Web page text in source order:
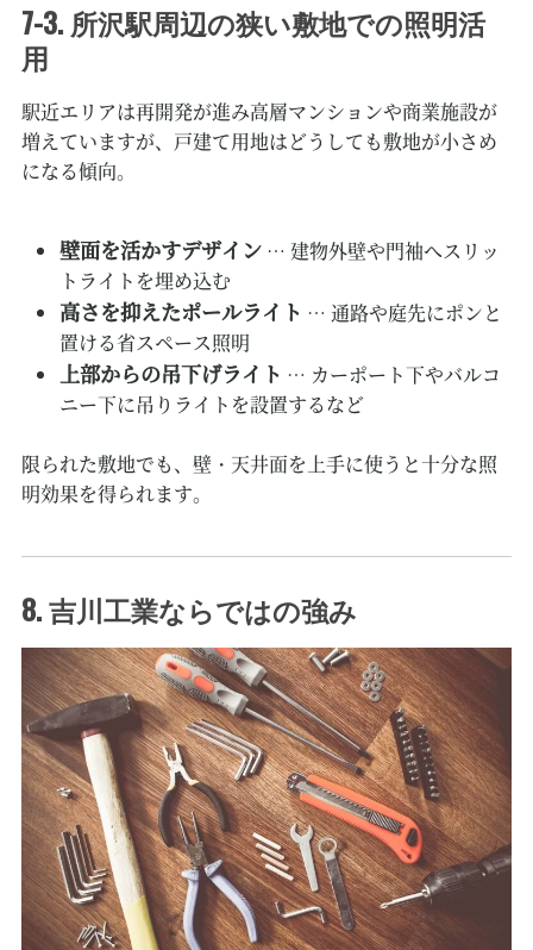
7-3. 所沢駅周辺の狭い敷地での照明活
用
駅近エリアは再開発が進み高層マンションや商業施設が
増えていますが、戸建て用地はどうしても敷地が小さめ
になる傾向。
壁面を活かすデザイン… 建物外壁や門袖へスリッ
トライトを埋め込む
高さを抑えたポールライト … 通路や庭先にポンと
置ける省スペース照明
上部からの吊下げライト … カーポート下やバルコ
ニー下に吊りライトを設置するなど
限られた敷地でも、壁・天井面を上手に使うと十分な照
明効果を得られます。
8. 吉川工業ならではの強み